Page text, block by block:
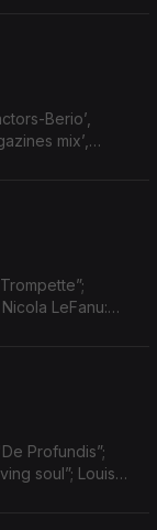
Berio’,
mix’,
LeFanu:
Profundis”;
soul”; Louis